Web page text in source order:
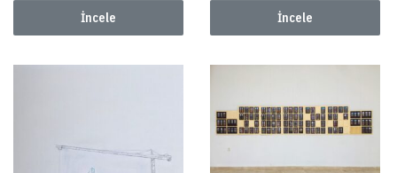
İncele İncele